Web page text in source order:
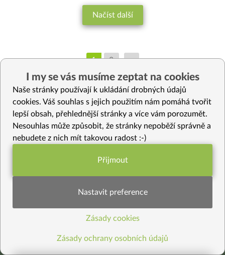
Načíst další
1 2 >
Kde jste nás viděli
I my se vás musíme zeptat na cookies
Naše stránky používají k ukládání drobných údajů
cookies. Váš souhlas s jejich použitím nám pomáhá tvořit
lepší obsah, přehlednější stránky a více vám porozumět.
Nesouhlas může způsobit, že stránky nepoběží správně a
nebudete z nich mít takovou radost :-)
Funkční nastavení potřebujeme (vždy
Statistiky pro lepší obsah
Přijmout
Nastavit preference
Zásady cookies
Zásady ochrany osobních údajů